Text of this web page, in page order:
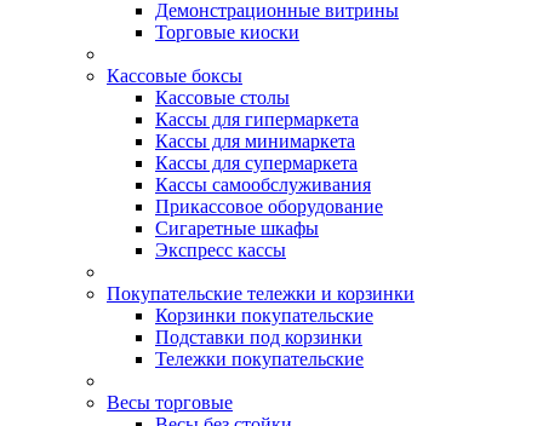
Демонстрационные витрины
Торговые киоски
Кассовые боксы
Кассовые столы
Кассы для гипермаркета
Кассы для минимаркета
Кассы для супермаркета
Кассы самообслуживания
Прикассовое оборудование
Сигаретные шкафы
Экспресс кассы
Покупательские тележки и корзинки
Корзинки покупательские
Подставки под корзинки
Тележки покупательские
Весы торговые